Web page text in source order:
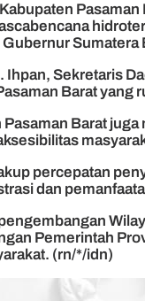
Pasaman
Ihpan, Sekretaris
Barat yang
Barat
percepatan
dan
Pemerintah
(rn/*/idn)